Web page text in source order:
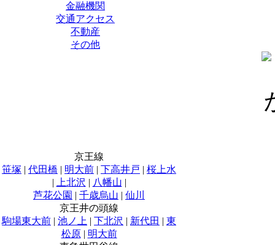
金融機関
交通アクセス
不動産
その他
京王線
笹塚 | 代田橋 | 明大前 | 下高井戸 | 桜上水
|
上北沢 | 八幡山 |
芦花公園 | 千歳烏山 | 仙川
京王井の頭線
駒場東大前 | 池ノ上 | 下北沢 | 新代田 | 東
松原| 明大前